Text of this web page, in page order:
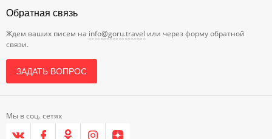
Обратная связь
Ждем ваших писем на info@goru.travel или через форму обратной
связи.
ЗАДАТЬ ВОПРОС
Мы в соц. сетях